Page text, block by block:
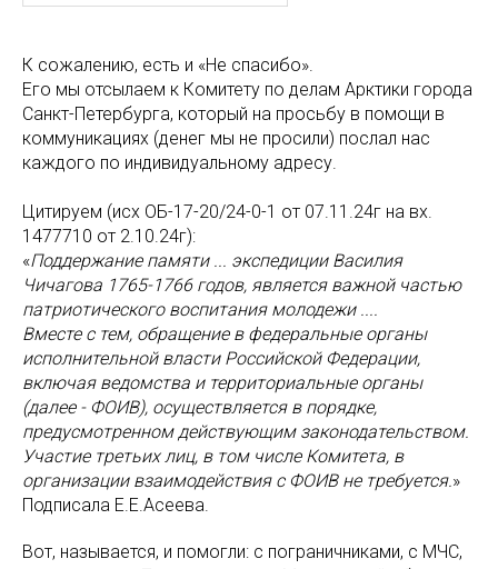
К сожалению, есть и «Не спасибо».
Его мы отсылаем к Комитету по делам Арктики города
Санкт-Петербурга, который на просьбу в помощи в
коммуникациях (денег мы не просили) послал нас
каждого по индивидуальному адресу.
Цитируем (исх ОБ-17-20/24-0-1 от 07.11.24г на вх.
1477710 от 2.10.24г):
«Поддержание памяти ... экспедиции Василия
Чичагова 1765-1766 годов, является важной частью
патриотического воспитания молодежи ....
Вместе с тем, обращение в федеральные органы
исполнительной власти Российской Федерации,
включая ведомства и территориальные органы
(далее - ФОИВ), осуществляется в порядке,
предусмотренном действующим законодательством.
Участие третьих лиц, в том числе Комитета, в
организации взаимодействия с ФОИВ не требуется.»
Подписала Е.Е.Асеева.
Вот, называется, и помогли: с пограничниками, с МЧС,